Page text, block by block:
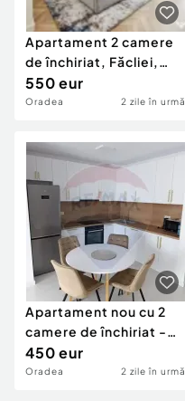
Apartament 2 camere
de închiriat, Făcliei,
Oradea - Uti...
550 eur
Oradea 2 zile în urmă
Apartament nou cu 2
camere de închiriat -
WEST RESIDENCE
450 eur
Oradea 2 zile în urmă